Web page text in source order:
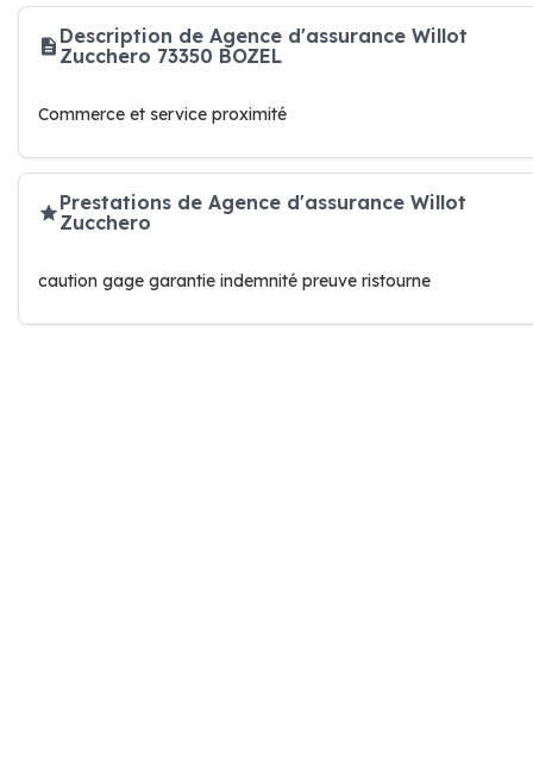
Description de Agence d'assurance Willot
Zucchero 73350 BOZEL
Commerce et service proximité
Prestations de Agence d'assurance Willot
Zucchero
caution gage garantie indemnité preuve ristourne